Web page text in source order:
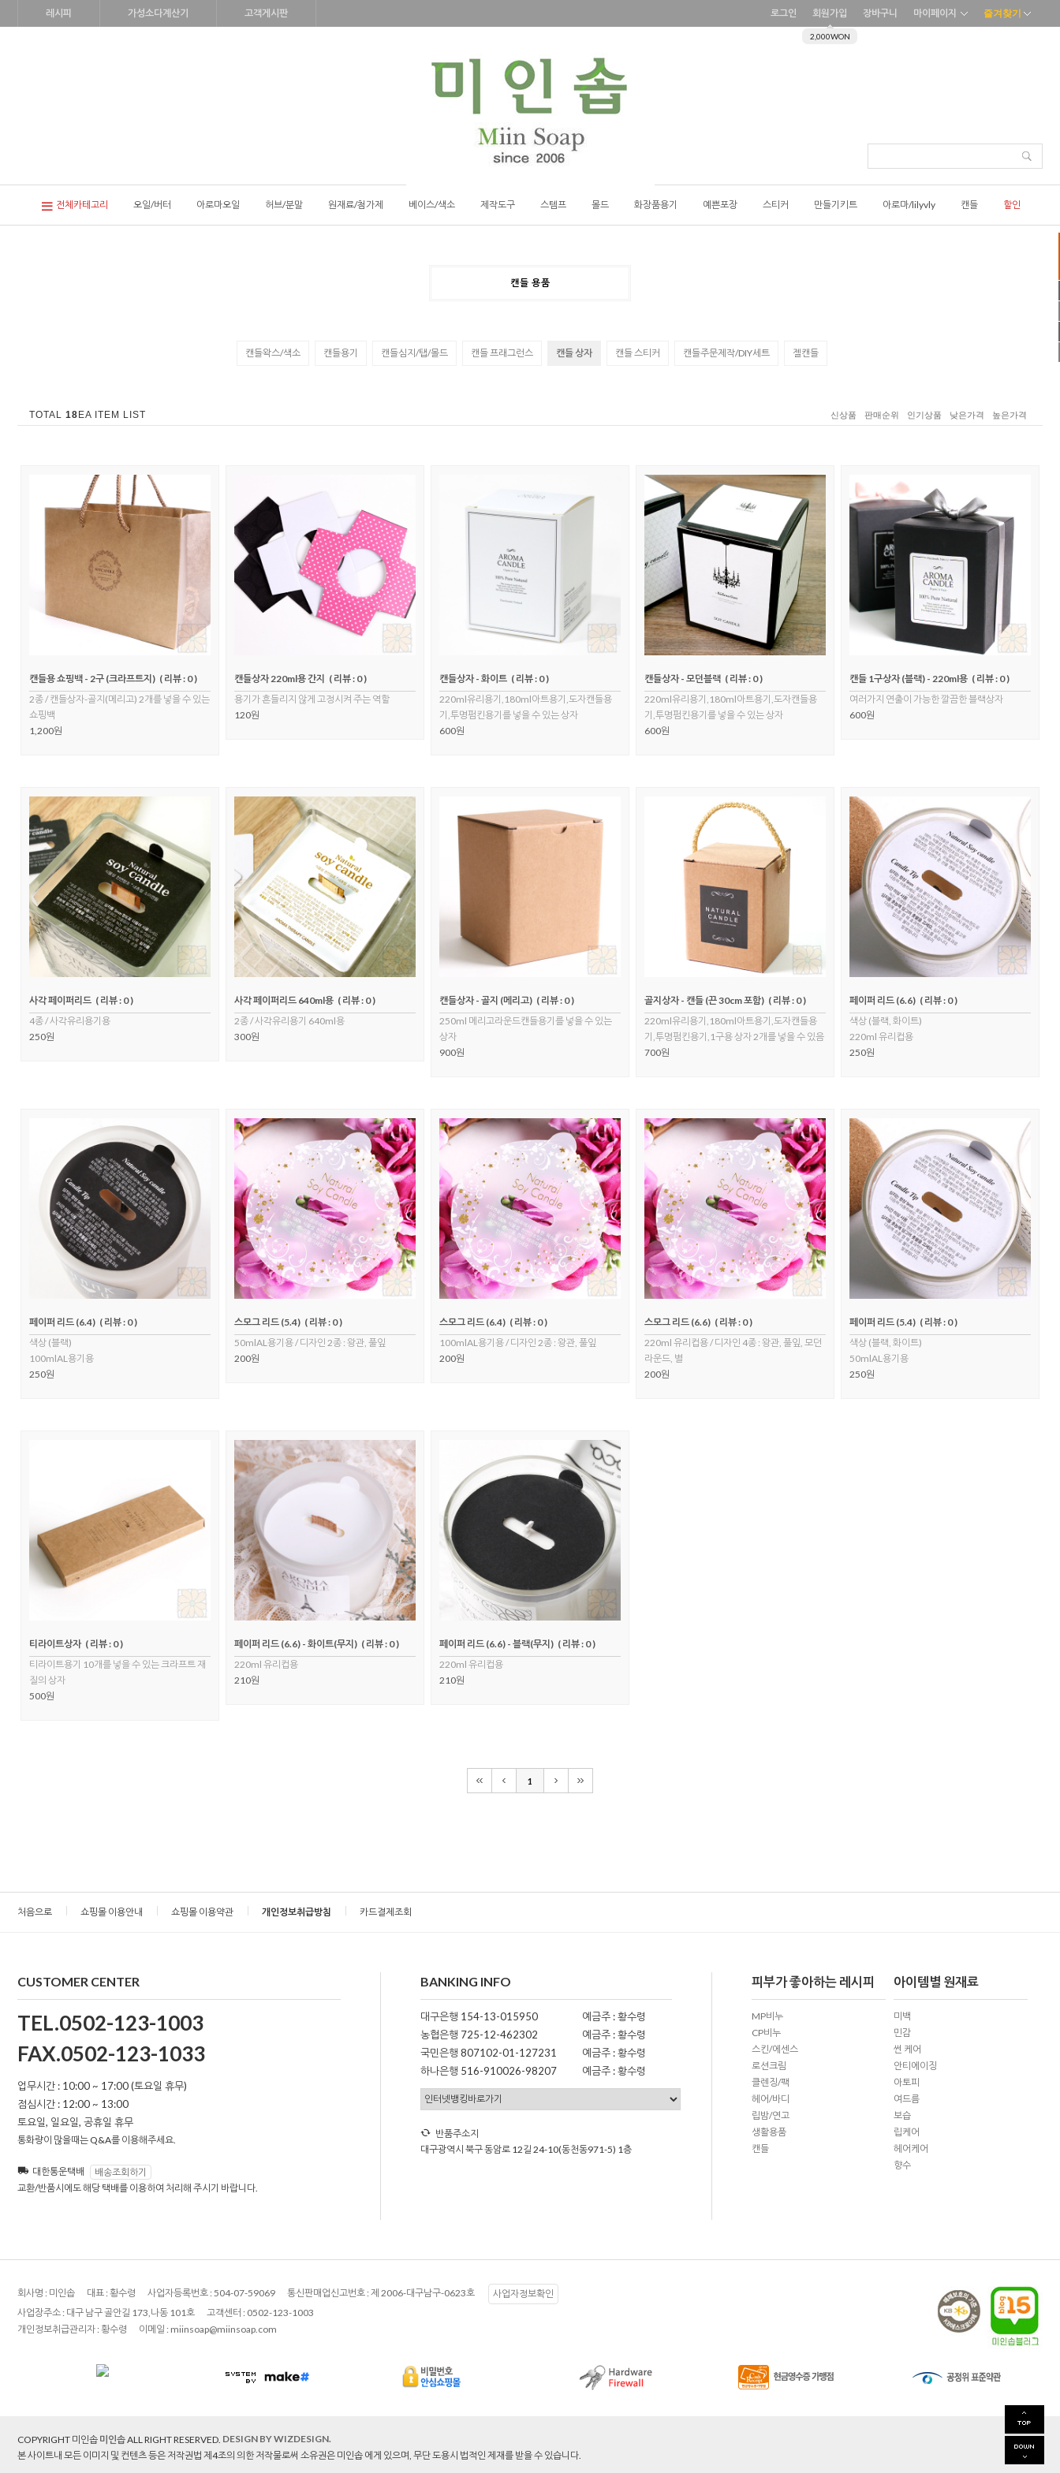
레시피 가성소다계산기 고객게시판 로그인 회원가입
2,000WON
장바구니 마이페이지 즐겨찾기
전체카테고리 오일/버터 아로마오일 허브/분말 원재료/첨가제 베이스/색소 제작도구 스템프 몰드 화장품용기 예쁜포장 스티커 만들기키트 아로마/lilyvly 캔들 할인
캔들 용품
캔들왁스/색소 캔들용기 캔들심지/탭/몰드 캔들 프래그런스 캔들 상자 캔들 스티커 캔들주문제작/DIY세트 젤캔들
TOTAL 18 EA ITEM LIST 신상품 판매순위 인기상품 낮은가격 높은가격
캔들용 쇼핑백 - 2구 (크라프트지) ( 리뷰 : 0 )
2종 / 캔들상자-골지(메리고) 2개를 넣을 수 있는
쇼핑백
1,200원
캔들상자 220ml용 간지 ( 리뷰 : 0 )
용기가 흔들리지 않게 고정시켜 주는 역할
120원
캔들상자 - 화이트 ( 리뷰 : 0 )
220ml유리용기,180ml아트용기,도자캔들용
기,투명펌킨용기를 넣을 수 있는 상자
600원
캔들상자 - 모던블랙 ( 리뷰 : 0 )
220ml유리용기,180ml아트용기,도자캔들용
기,투명펌킨용기를 넣을 수 있는 상자
600원
캔들 1구상자 (블랙) - 220ml용 ( 리뷰 : 0 )
여러가지 연출이 가능한 깔끔한 블랙상자
600원
사각 페이퍼리드 ( 리뷰 : 0 )
4종 / 사각유리용기용
250원
사각 페이퍼리드 640ml용 ( 리뷰 : 0 )
2종 / 사각유리용기 640ml용
300원
캔들상자 - 골지 (메리고) ( 리뷰 : 0 )
250ml 메리고라운드캔들용기를 넣을 수 있는
상자
900원
골지상자 - 캔들 (끈 30cm 포함) ( 리뷰 : 0 )
220ml유리용기,180ml아트용기,도자캔들용
기,투명펌킨용기,1구용 상자 2개를 넣을 수 있음
700원
페이퍼 리드 (6.6) ( 리뷰 : 0 )
색상 (블랙, 화이트)
220ml 유리컵용
250원
페이퍼 리드 (6.4) ( 리뷰 : 0 )
색상 (블랙)
100mlAL용기용
250원
스모그 리드 (5.4) ( 리뷰 : 0 )
50mlAL용기용 / 디자인 2종 : 왕관, 풀잎
200원
스모그 리드 (6.4) ( 리뷰 : 0 )
100mlAL용기용 / 디자인 2종 : 왕관, 풀잎
200원
스모그 리드 (6.6) ( 리뷰 : 0 )
220ml 유리컵용 / 디자인 4종 : 왕관, 풀잎, 모던
라운드, 별
200원
페이퍼 리드 (5.4) ( 리뷰 : 0 )
색상 (블랙, 화이트)
50mlAL용기용
250원
티라이트상자 ( 리뷰 : 0 )
티라이트용기 10개를 넣을 수 있는 크라프트 재
질의 상자
500원
페이퍼 리드 (6.6) - 화이트(무지) ( 리뷰 : 0 )
220ml 유리컵용
210원
페이퍼 리드 (6.6) - 블랙(무지) ( 리뷰 : 0 )
220ml 유리컵용
210원
1
처음으로 쇼핑몰 이용안내 쇼핑몰 이용약관 개인정보취급방침 카드결제조회
CUSTOMER CENTER
TEL.0502-123-1003
FAX.0502-123-1033
업무시간 : 10:00 ~ 17:00 (토요일 휴무)
점심시간 : 12:00 ~ 13:00
토요일, 일요일, 공휴일 휴무
통화량이 많을때는 Q&A를 이용해주세요.
대한통운택배
배송조회하기
교환/반품시에도 해당 택배를 이용하여 처리해 주시기 바랍니다.
BANKING INFO
대구은행 154-13-015950
농협은행 725-12-462302
국민은행 807102-01-127231
하나은행 516-910026-98207
예금주 : 황수령
예금주 : 황수령
예금주 : 황수령
예금주 : 황수령
반품주소지
대구광역시 북구 동암로 12길 24-10(동천동971-5) 1층
피부가 좋아하는 레시피
MP비누
CP비누
스킨/에센스
로션크림
클렌징/팩
헤어/바디
립밤/연고
생활용품
캔들
아이템별 원재료
미백
민감
썬 케어
안티에이징
아토피
여드름
보습
립케어
헤어케어
향수
회사명 : 미인솝 대표 : 황수령 사업자등록번호 : 504-07-59069 통신판매업신고번호 : 제 2006-대구남구-0623호
사업자정보확인
사업장주소 : 대구 남구 골안길 173,나동 101호 고객센터 : 0502-123-1003
개인정보취급관리자 : 황수령 이메일 : miinsoap@miinsoap.com
COPYRIGHT 미인솝 미인솝ALL RIGHT RESERVED. DESIGN BY WIZDESIGN.
본 사이트내 모든 이미지 및 컨텐츠 등은 저작권법 제4조의 의한 저작물로써 소유권은 미인솝 에게 있으며, 무단 도용시 법적인 제재를 받을 수 있습니다.